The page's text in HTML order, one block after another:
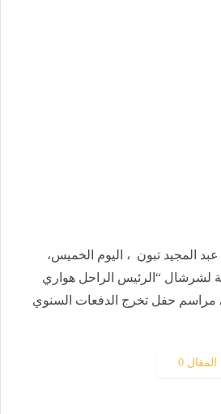
المجيد تبون ، اليوم الخميس،
لشرشال “الرئيس الراحل هواري
مراسم حفل تخرج الدفعات السنوي
0